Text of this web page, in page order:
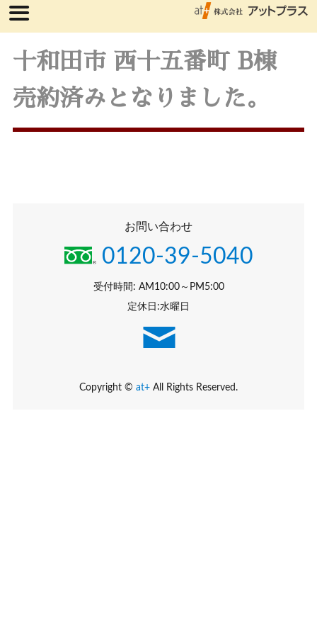
十和田市 西十五番町 B棟
売約済みとなりました。
お問い合わせ
0120-39-5040
受付時間: AM10:00～PM5:00
定休日:水曜日
Copyright © at+ All Rights Reserved.